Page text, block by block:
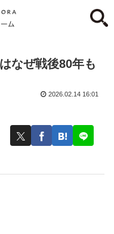
なぜ戦後80年も
2026.02.14 16:01